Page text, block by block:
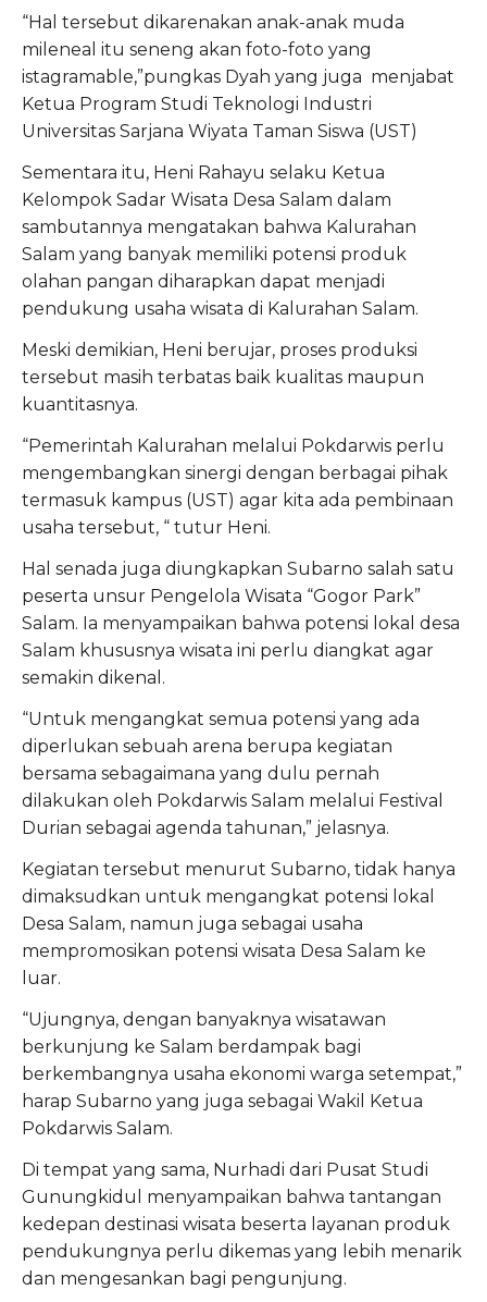
“Hal tersebut dikarenakan anak-anak muda
mileneal itu seneng akan foto-foto yang
istagramable,”pungkas Dyah yang juga menjabat
Ketua Program Studi Teknologi Industri
Universitas Sarjana Wiyata Taman Siswa (UST)
Sementara itu, Heni Rahayu selaku Ketua
Kelompok Sadar Wisata Desa Salam dalam
sambutannya mengatakan bahwa Kalurahan
Salam yang banyak memiliki potensi produk
olahan pangan diharapkan dapat menjadi
pendukung usaha wisata di Kalurahan Salam.
Meski demikian, Heni berujar, proses produksi
tersebut masih terbatas baik kualitas maupun
kuantitasnya.
“Pemerintah Kalurahan melalui Pokdarwis perlu
mengembangkan sinergi dengan berbagai pihak
termasuk kampus (UST) agar kita ada pembinaan
usaha tersebut, “ tutur Heni.
Hal senada juga diungkapkan Subarno salah satu
peserta unsur Pengelola Wisata “Gogor Park”
Salam. Ia menyampaikan bahwa potensi lokal desa
Salam khususnya wisata ini perlu diangkat agar
semakin dikenal.
“Untuk mengangkat semua potensi yang ada
diperlukan sebuah arena berupa kegiatan
bersama sebagaimana yang dulu pernah
dilakukan oleh Pokdarwis Salam melalui Festival
Durian sebagai agenda tahunan,” jelasnya.
Kegiatan tersebut menurut Subarno, tidak hanya
dimaksudkan untuk mengangkat potensi lokal
Desa Salam, namun juga sebagai usaha
mempromosikan potensi wisata Desa Salam ke
luar.
“Ujungnya, dengan banyaknya wisatawan
berkunjung ke Salam berdampak bagi
berkembangnya usaha ekonomi warga setempat,”
harap Subarno yang juga sebagai Wakil Ketua
Pokdarwis Salam.
Di tempat yang sama, Nurhadi dari Pusat Studi
Gunungkidul menyampaikan bahwa tantangan
kedepan destinasi wisata beserta layanan produk
pendukungnya perlu dikemas yang lebih menarik
dan mengesankan bagi pengunjung.